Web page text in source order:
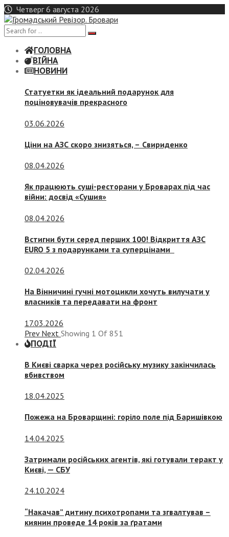
Skip
to
content
Четверг 6 августа 2026
ГОЛОВНА
ВІЙНА
НОВИНИ
Статуетки як ідеальний подарунок для
поціновувачів прекрасного
03.06.2026
Ціни на АЗС скоро знизяться, – Свириденко
08.04.2026
Як працюють суші-ресторани у Броварах під час
війни: досвід «Сушия»
08.04.2026
Встигни бути серед перших 100! Відкриття АЗС
EURO 5 з подарунками та суперцінами
02.04.2026
На Вінничині гучні мотоцикли хочуть вилучати у
власників та передавати на фронт
17.03.2026
Prev Next Showing 1 Of 851
ПОДІЇ
В Києві сварка через російську музику закінчилась
вбивством
18.04.2025
Пожежа на Броварщині: горіло поле під Баришівкою
14.04.2025
Затримали російських агентів, які готували теракт у
Києві, — СБУ
24.10.2024
“Накачав” дитину психотропами та згвалтував –
киянин проведе 14 років за ґратами